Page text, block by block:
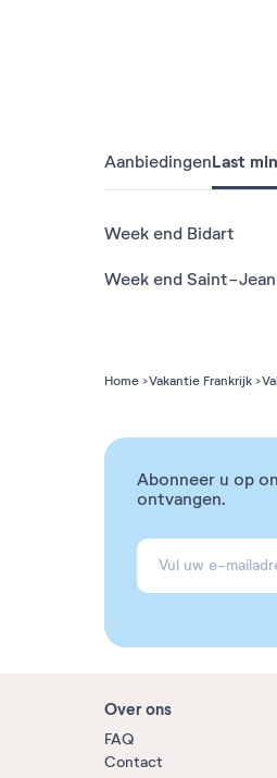
AanbiedingenLast
Week end Bidart
Week end Saint-
Home Vakantie Frankrijk
Abonneer u op
ontvangen.
Over ons
FAQ
Contact